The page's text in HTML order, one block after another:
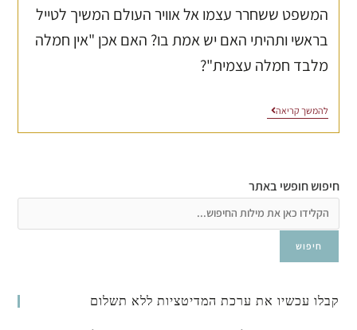
המשפט ששחרר עצמו אל אוויר העולם המשיך לטייל
בראשי ותהיתי האם יש אמת בו? האם אכן "אין חמלה
מלבד חמלה עצמית"?
להמשך קריאה
חיפוש חופשי באתר
חיפוש
קבלו עכשיו את ערכת המדיטציות ללא תשלום